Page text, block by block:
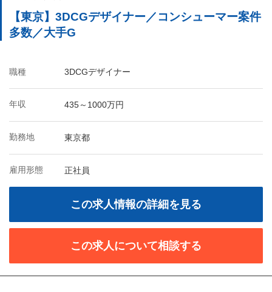
【東京】3DCGデザイナー／コンシューマー案件
多数／大手G
職種 3DCGデザイナー
年収 435～1000万円
勤務地 東京都
雇用形態 正社員
この求人情報の詳細を見る
この求人について相談する